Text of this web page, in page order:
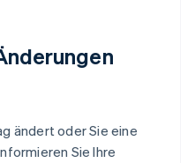
ändert oder Sie eine
Sie Ihre